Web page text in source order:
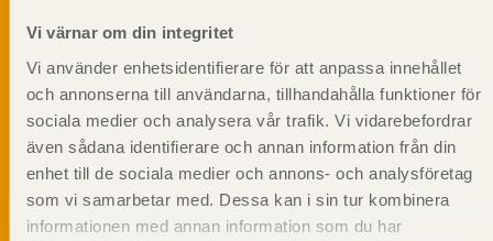
Vi värnar om din integritet
Vi använder enhetsidentifierare för att anpassa innehållet
och annonserna till användarna, tillhandahålla funktioner för
sociala medier och analysera vår trafik. Vi vidarebefordrar
även sådana identifierare och annan information från din
enhet till de sociala medier och annons- och analysföretag
som vi samarbetar med. Dessa kan i sin tur kombinera
informationen med annan information som du har